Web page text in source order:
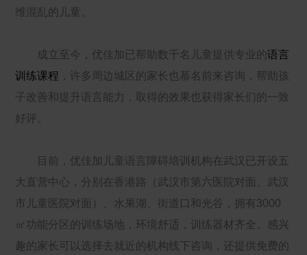
维混乱的儿童。
成立至今，优佳加已帮助数千名儿童提供专业的语言
训练课程 ，许多周边城区的家长也慕名前来咨询，帮助孩
子改善和提升语言能力，取得的效果也获得家长们的一致
好评。
目前，优佳加儿童语言障碍培训机构在武汉已开设五
大直营中心，分别在香港路（武汉市第六医院对面、武汉
市儿童医院对面）、水果湖、街道口和光谷，拥有3000
㎡功能分区的训练场地，环境舒适，训练器材齐全。感兴
趣的家长可以选择去就近的机构线下咨询，还提供免费的